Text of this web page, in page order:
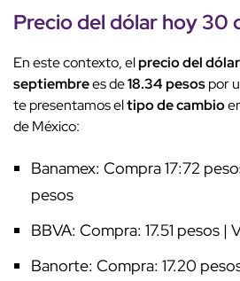
Precio del dólar hoy30
En este contexto, elprecio del dólar
septiembrees de18.34 pesospor
te presentamos eltipo de cambio
de México:
Banamex: Compra 17:72
pesos
BBVA: Compra: 17.51 pesos |
Banorte: Compra: 17.20